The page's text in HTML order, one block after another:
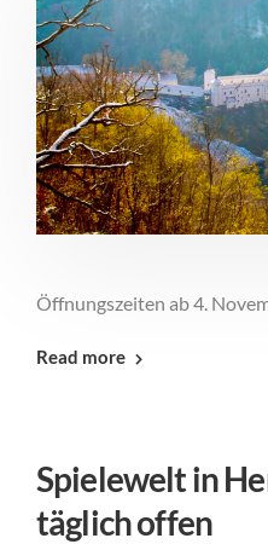
Öffnungszeiten ab 4.
Read more
Spielewelt in
täglich offen